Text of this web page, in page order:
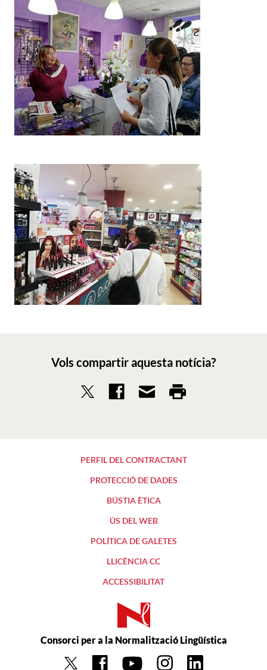
Vols compartir aquesta notícia?
PERFIL DEL CONTRACTANT
PROTECCIÓ DE DADES
BÚSTIA ÈTICA
ÚS DEL WEB
POLÍTICA DE GALETES
LLICÈNCIA CC
ACCESSIBILITAT
Consorci per a la Normalització Lingüística